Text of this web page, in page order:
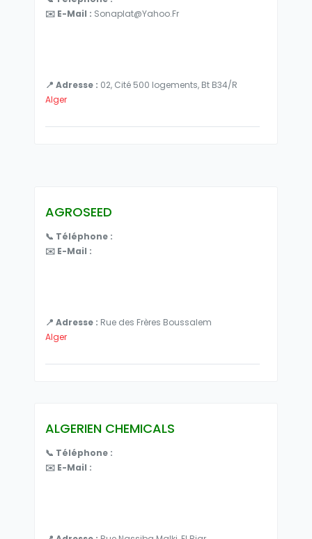
✉️ E-Mail : Sonaplat@yahoo.fr
📍 Adresse : 02, Cité 500 logements, Bt B34/R
Alger
AGROSEED
📞 Téléphone :
✉️ E-Mail :
📍 Adresse : Rue des Frères Boussalem
Alger
ALGERIEN CHEMICALS
📞 Téléphone :
✉️ E-Mail :